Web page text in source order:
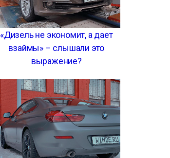
«Дизель не экономит, а дает
взаймы» – слышали это
выражение?